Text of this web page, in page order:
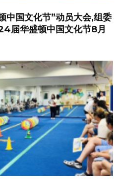
中国文化节”动员大会,组委
届华盛顿中国文化节8月